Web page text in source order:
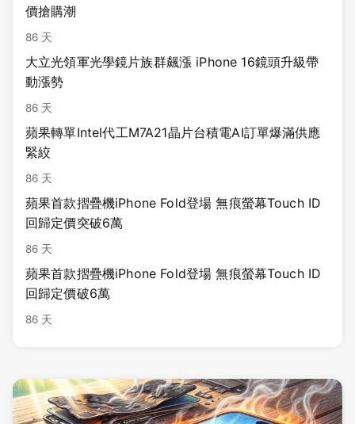
價搶購潮
86 天
大立光領軍光學鏡片族群飆漲 iPhone 16鏡頭升級帶
動漲勢
86 天
蘋果轉單Intel代工M7A21晶片台積電AI訂單爆滿供應
緊絞
86 天
蘋果首款摺疊機iPhone Fold登場 無痕螢幕Touch ID
回歸定價突破6萬
86 天
蘋果首款摺疊機iPhone Fold登場 無痕螢幕Touch ID
回歸定價破6萬
86 天